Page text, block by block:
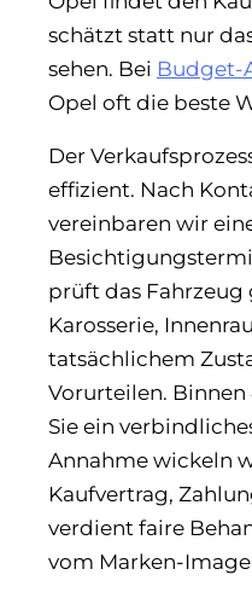
schätzt statt nur
sehen. Bei Budget-
Opel oft die beste
Der
effizient. Nach
vereinbaren wir
prüft das Fahrzeug
Karosserie,
tatsächlichem
Vorurteilen.
Sie ein
Annahme wickeln
Kaufvertrag,
verdient faire
vom Marken-